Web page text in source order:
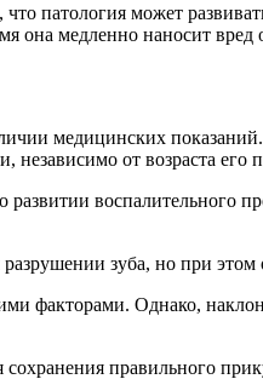
патология может
она медленно наносит
медицинских
от возраста его
воспалительного
зуба, но при
факторами. Однако,
правильного